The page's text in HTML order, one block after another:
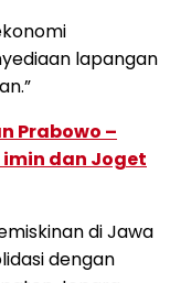
lapangan
Prabowo –
imin dan Joget
di Jawa
dengan